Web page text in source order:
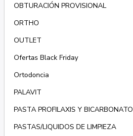
OBTURACIÓN PROVISIONAL
ORTHO
OUTLET
Ofertas Black Friday
Ortodoncia
PALAVIT
PASTA PROFILAXIS Y BICARBONATO
PASTAS/LIQUIDOS DE LIMPIEZA